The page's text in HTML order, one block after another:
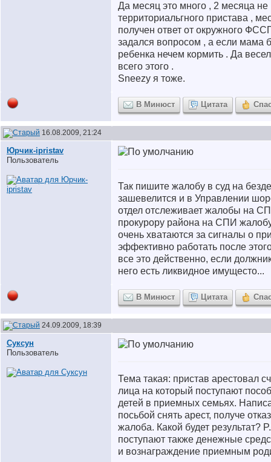
Да месяц это много , 2 месяца не
территориальгного пристава ,
получен ответ от окружного
задался вопросом , а если мама
ребенка нечем кормить . Да
всего этого .
Sneezy я тоже.
В Минюст Цитата
16.08.2009, 21:24
Юрчик-ipristav
Пользователь
Так пишите жалобу в суд на
зашевелится и в Управлении
отдел отслеживает жалобы на
прокурору района на СПИ
очень хватаются за сигналы о
эффективно работать после
все это действенно, если
него есть ликвидное имущесто...
В Минюст Цитата
24.09.2009, 18:39
Суксун
Пользователь
Тема такая: пристав арестовал
лица на который поступают
детей в приемных семьях.
посьбой снять арест, получе
жалоба. Какой будет результат?
поступают также денежные
и вознаграждение приемным